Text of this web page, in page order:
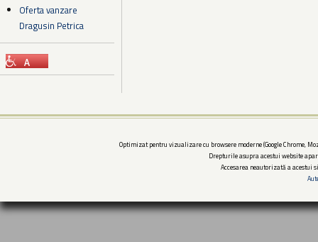
Oferta vanzare
Dragusin Petrica
Optimizat pentru vizualizare cu browsere moderne (Google Chrome,
Drepturile asupra acestui website
Accesarea neautorizată a acestui